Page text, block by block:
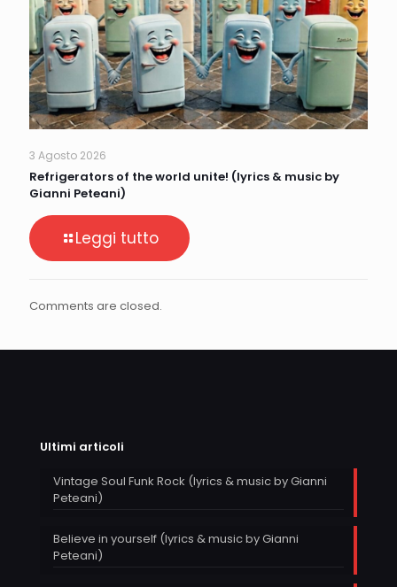
3 Agosto 2026
Refrigerators of the world unite! (lyrics & music by
Gianni Peteani)
Leggi tutto
Comments are closed.
Ultimi articoli
Vintage Soul Funk Rock (lyrics & music by Gianni
Peteani)
Believe in yourself (lyrics & music by Gianni
Peteani)